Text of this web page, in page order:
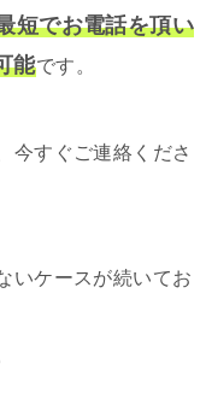
短でお電話を頂い
能です。
今すぐご連絡くださ
いケースが続いてお